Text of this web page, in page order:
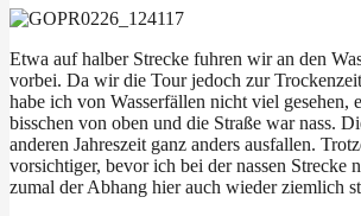
Etwa auf halber Strecke fuhren wir an den
vorbei. Da wir die Tour jedoch zur
habe ich von Wasserfällen nicht viel gesehen,
bisschen von oben und die Straße war nass.
anderen Jahreszeit ganz anders ausfallen.
vorsichtiger, bevor ich bei der nassen Strecke
zumal der Abhang hier auch wieder ziemlich